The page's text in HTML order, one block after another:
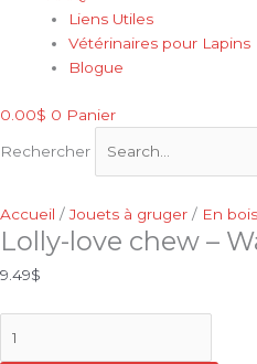
Liens Utiles
Vétérinaires pour Lapins
Blogue
0.00$ 0 Panier
Rechercher
Accueil /Jouets à gruger / En bois
Lolly-love chew –
9.49$